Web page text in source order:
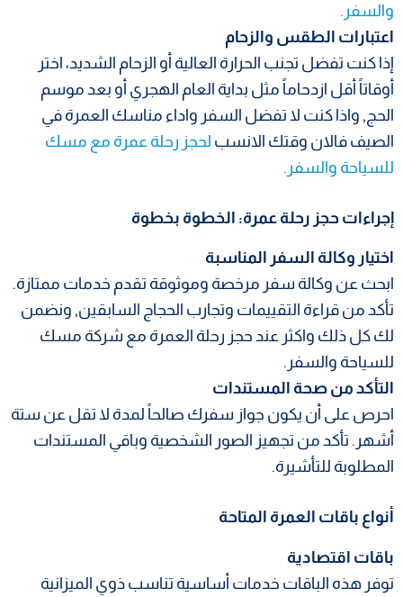
والسفر.
اعتبارات الطقس والزحام
إذا كنت تفضل تجنب الحرارة العالية أو الزحام الشديد، اختر
أوقاتاً أقل ازدحاماً مثل بداية العام الهجري أو بعد موسم
الحج, واذا كنت لا تفضل السفر واداء مناسك العمرة في
الصيف فالان وقتك الانسب لحجز رحلة عمرة مع مسك
للسياحة والسفر.
إجراءات حجز رحلة عمرة: الخطوة بخطوة
اختيار وكالة السفر المناسبة
ابحث عن وكالة سفر مرخصة وموثوقة تقدم خدمات ممتازة.
تأكد من قراءة التقييمات وتجارب الحجاج السابقين, ونضمن
لك كل ذلك واكثر عند حجز رحلة العمرة مع شركة مسك
للسياحة والسفر.
التأكد من صحة المستندات
احرص على أن يكون جواز سفرك صالحاً لمدة لا تقل عن ستة
أشهر. تأكد من تجهيز الصور الشخصية وباقي المستندات
المطلوبة للتأشيرة.
أنواع باقات العمرة المتاحة
باقات اقتصادية
توفر هذه الباقات خدمات أساسية تناسب ذوي الميزانية